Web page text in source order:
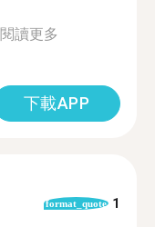
閱讀更多
下載APP
format_quote 1